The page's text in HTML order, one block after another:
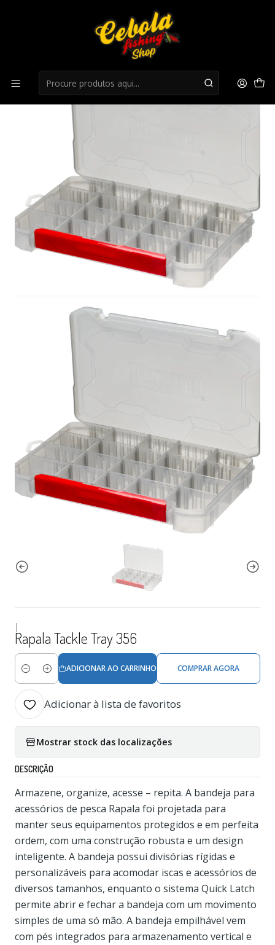
Rapala Tackle Tray 356
|
Rapala Tackle Tray 356
Quantidade
ADICIONAR AO CARRINHO COMPRAR AGORA
Adicionar à lista de favoritos
Mostrar stock das localizações
DESCRIÇÃO
Armazene, organize, acesse – repita. A bandeja para
acessórios de pesca Rapala foi projetada para
manter seus equipamentos protegidos e em perfeita
ordem, com uma construção robusta e um design
inteligente. A bandeja possui divisórias rígidas e
personalizáveis ​​para acomodar iscas e acessórios de
diversos tamanhos, enquanto o sistema Quick Latch
permite abrir e fechar a bandeja com um movimento
simples de uma só mão. A bandeja empilhável vem
com pés integrados para armazenamento vertical e